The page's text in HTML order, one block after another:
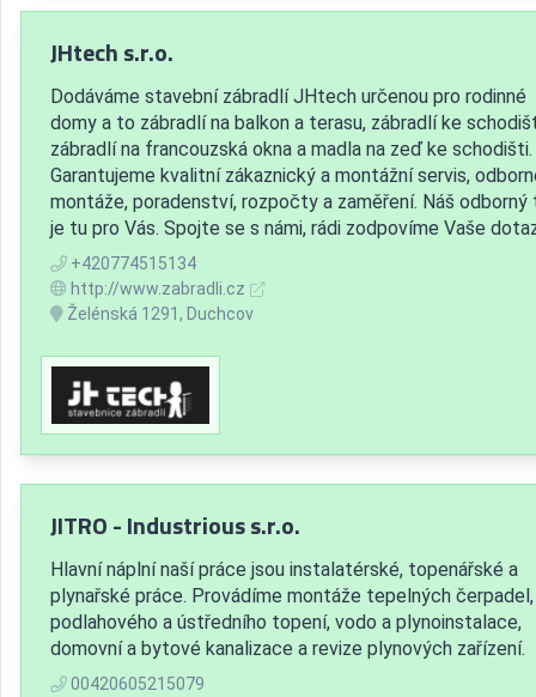
JHtech s.r.o.
Dodáváme stavební zábradlí JHtech určenou pro rodinné
domy a to zábradlí na balkon a terasu, zábradlí ke
zábradlí na francouzská okna a madla na zeď ke schodišti.
Garantujeme kvalitní zákaznický a montážní servis,
montáže, poradenství, rozpočty a zaměření. Náš odborný
je tu pro Vás. Spojte se s námi, rádi zodpovíme Vaše
+420774515134
http://www.zabradli.cz
Želénská 1291, Duchcov
JITRO - Industrious s.r.o.
Hlavní náplní naší práce jsou instalatérské, topenářské a
plynařské práce. Provádíme montáže tepelných čerpadel,
podlahového a ústředního topení, vodo a plynoinstalace,
domovní a bytové kanalizace a revize plynových zařízení.
00420605215079